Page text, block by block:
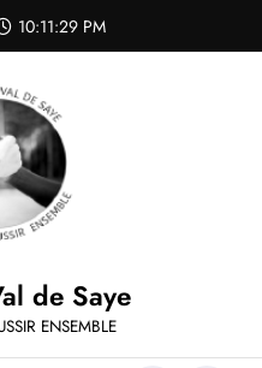
10:11:29 PM
de Saye
ENSEMBLE